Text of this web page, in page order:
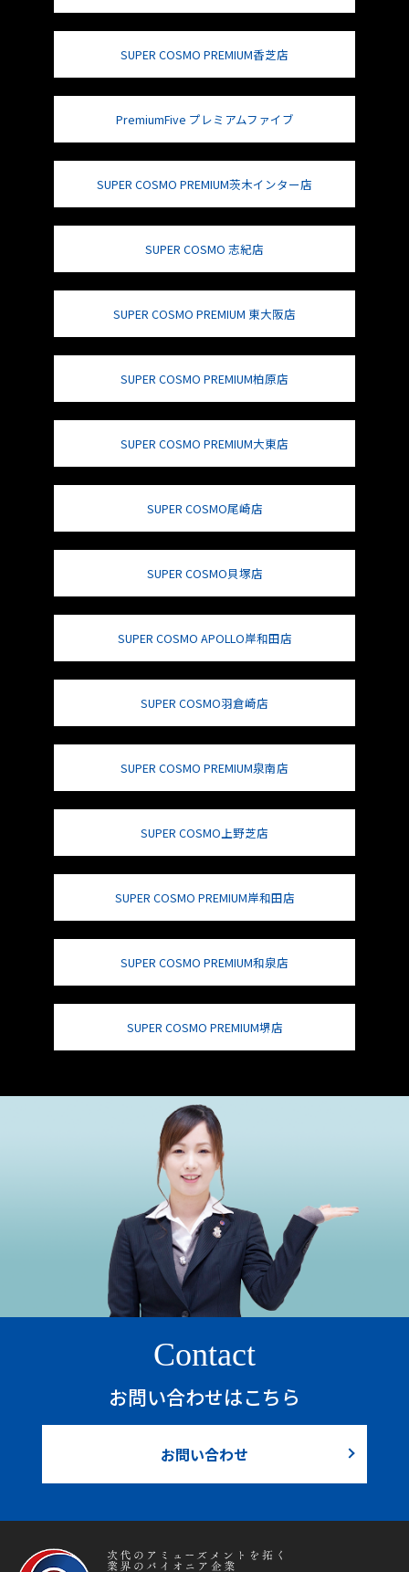
SUPER COSMO PREMIUM香芝店
PremiumFive プレミアムファイブ
SUPER COSMO PREMIUM茨木インター店
SUPER COSMO 志紀店
SUPER COSMO PREMIUM 東大阪店
SUPER COSMO PREMIUM柏原店
SUPER COSMO PREMIUM大東店
SUPER COSMO尾崎店
SUPER COSMO貝塚店
SUPER COSMO APOLLO岸和田店
SUPER COSMO羽倉崎店
SUPER COSMO PREMIUM泉南店
SUPER COSMO上野芝店
SUPER COSMO PREMIUM岸和田店
SUPER COSMO PREMIUM和泉店
SUPER COSMO PREMIUM堺店
Contact
お問い合わせはこちら
お問い合わせ